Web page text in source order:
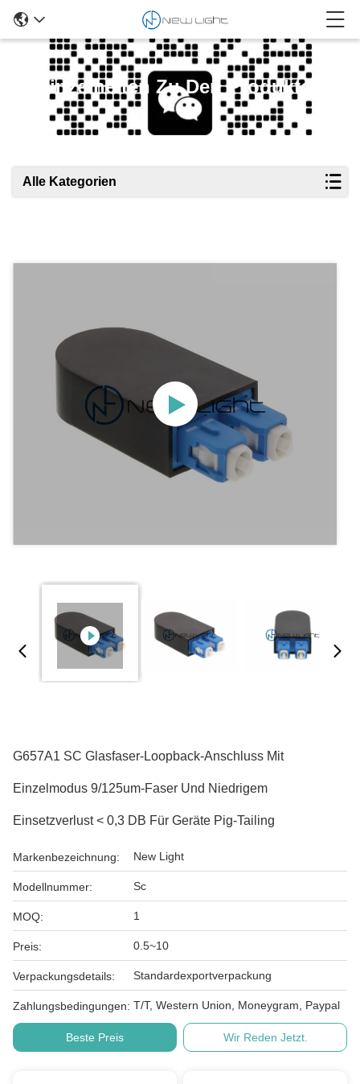
Einzelheiten Zu Den Produkten
Alle Kategorien
G657A1 SC Glasfaser-Loopback-Anschluss Mit
Einzelmodus 9/125um-Faser Und Niedrigem
Einsetzverlust < 0,3 DB Für Geräte Pig-Tailing
Markenbezeichnung: New Light
Modellnummer: Sc
MOQ: 1
Preis: 0.5~10
Verpackungsdetails: Standardexportverpackung
Zahlungsbedingungen: T/T, Western Union, Moneygram, Paypal
Beste Preis Wir Reden Jetzt.